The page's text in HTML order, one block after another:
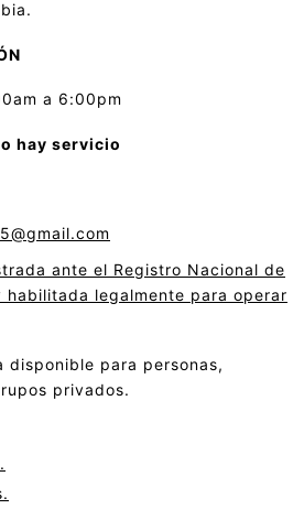
a 6:00pm
hay servicio
ante el Registro Nacional de
habilitada legalmente para operar
disponible para personas,
privados.